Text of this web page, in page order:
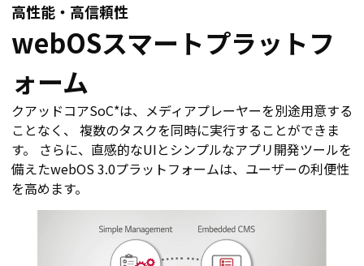
高性能・高信頼性
webOSスマートプラットフ
ォーム
クアッドコアSoC*は、メディアプレーヤーを別途用意する
ことなく、 複数のタスクを同時に実行することができま
す。 さらに、直感的なUIとシンプルなアプリ開発ツールを
備えたwebOS 3.0プラットフォームは、ユーザーの利便性
を高めます。